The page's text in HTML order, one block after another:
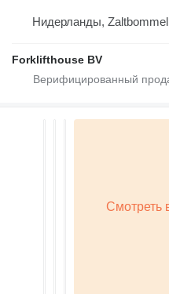
Нидерланды, Zaltbommel
Forklifthouse BV